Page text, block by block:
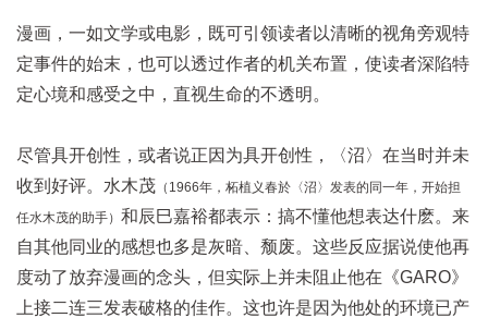
漫画，一如文学或电影，既可引领读者以清晰的视角旁观特
定事件的始末，也可以透过作者的机关布置，使读者深陷特
定心境和感受之中，直视生命的不透明。
尽管具开创性，或者说正因为具开创性，〈沼〉在当时并未
收到好评。水木茂 （1966年，柘植义春於〈沼〉发表的同一年，开始担
任水木茂的助手） 和辰巳嘉裕都表示：搞不懂他想表达什麽。来
自其他同业的感想也多是灰暗、颓废。这些反应据说使他再
度动了放弃漫画的念头，但实际上并未阻止他在《GARO》
上接二连三发表破格的佳作。这也许是因为他处的环境已产